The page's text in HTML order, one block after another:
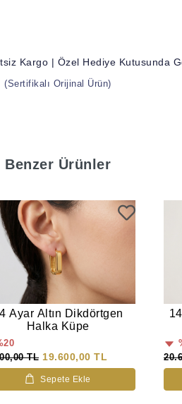
Kargo | Özel Hediye Kutusunda
(Sertifikalı Orijinal Ürün)
Benzer Ürünler
Ayar Altın Dikdörtgen
Halka Küpe
TL 19.600,00 TL
Sepete Ekle